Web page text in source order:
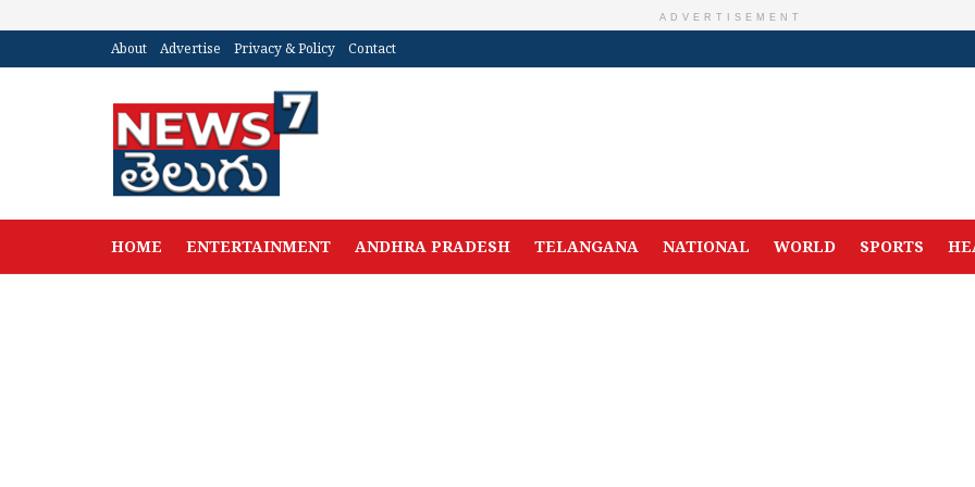
ADVERTISEMENT
About Advertise Privacy & Policy Contact
HOME ENTERTAINMENT ANDHRA PRADESH TELANGANA NATIONAL WORLD SPORTS